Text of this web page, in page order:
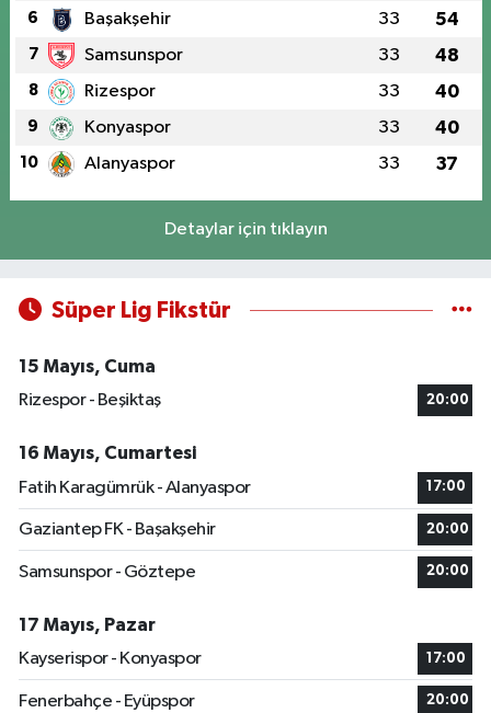
6 Başakşehir 33 54
7 Samsunspor 33 48
8 Rizespor 33 40
9 Konyaspor 33 40
10 Alanyaspor 33 37
Detaylar için tıklayın
Süper Lig Fikstür
15 Mayıs, Cuma
Rizespor - Beşiktaş
20:00
16 Mayıs, Cumartesi
Fatih Karagümrük - Alanyaspor
17:00
Gaziantep FK - Başakşehir 20:00
Samsunspor - Göztepe 20:00
17 Mayıs, Pazar
Kayserispor - Konyaspor
17:00
Fenerbahçe - Eyüpspor 20:00